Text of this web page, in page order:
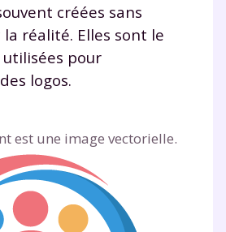
créées sans
réalité. Elles sont le
pour
logos.
est une image vectorielle.